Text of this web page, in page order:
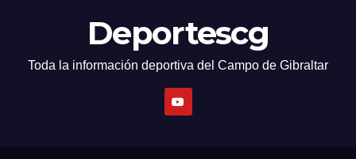
Deportescg
Toda la información deportiva del Campo de Gibraltar